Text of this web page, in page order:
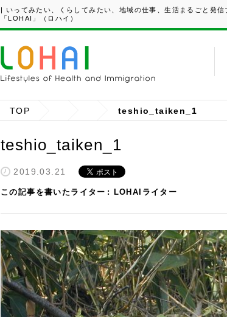
| いってみたい、くらしてみたい、地域の仕事、生活まるごと発信
「LOHAI」（ロハイ）
TOP teshio_taiken_1
teshio_taiken_1
2019.03.21
この記事を書いたライター LOHAIライター